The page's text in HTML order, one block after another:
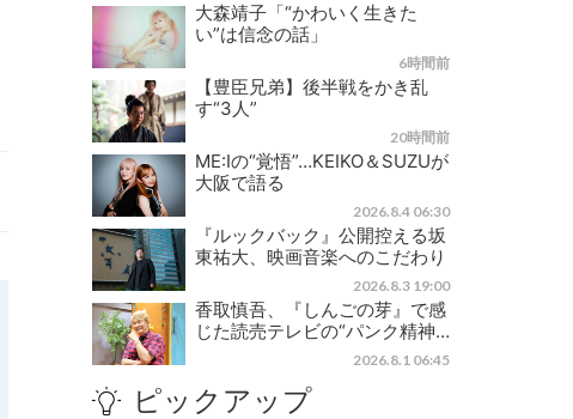
大森靖子「“かわいく生きた
い”は信念の話」
6時間前
【豊臣兄弟】後半戦をかき乱
す“3人”
20時間前
ME:Iの“覚悟”…KEIKO＆SUZUが
大阪で語る
2026.8.4 06:30
『ルックバック』公開控える坂
東祐大、映画音楽へのこだわり
2026.8.3 19:00
香取慎吾、『しんごの芽』で感
じた読売テレビの“パンク精神…
2026.8.1 06:45
ピックアップ